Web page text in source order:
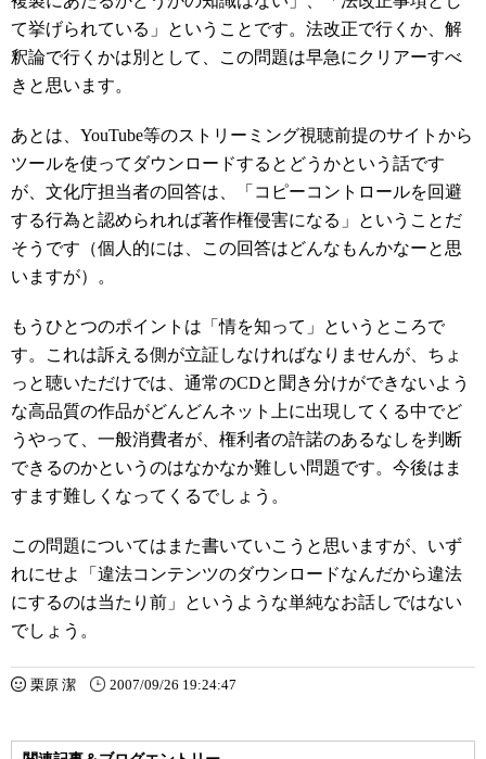
て挙げられている」ということです。法改正で行くか、解
釈論で行くかは別として、この問題は早急にクリアーすべ
きと思います。
あとは、YouTube等のストリーミング視聴前提のサイトから
ツールを使ってダウンロードするとどうかという話です
が、文化庁担当者の回答は、「コピーコントロールを回避
する行為と認められれば著作権侵害になる」ということだ
そうです（個人的には、この回答はどんなもんかなーと思
いますが）。
もうひとつのポイントは「情を知って」というところで
す。これは訴える側が立証しなければなりませんが、ちょ
っと聴いただけでは、通常のCDと聞き分けができないよう
な高品質の作品がどんどんネット上に出現してくる中でど
うやって、一般消費者が、権利者の許諾のあるなしを判断
できるのかというのはなかなか難しい問題です。今後はま
すます難しくなってくるでしょう。
この問題についてはまた書いていこうと思いますが、いず
れにせよ「違法コンテンツのダウンロードなんだから違法
にするのは当たり前」というような単純なお話しではない
でしょう。
栗原 潔 2007/09/26 19:24:47